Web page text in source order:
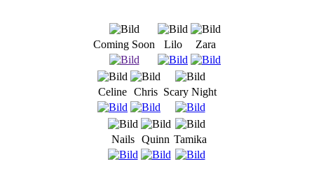
Coming Soon Lilo Zara
Celine Chris Scary Night
Nails Quinn Tamika